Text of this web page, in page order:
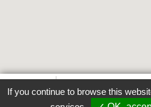
If you continue to browse this